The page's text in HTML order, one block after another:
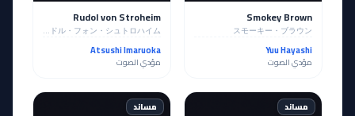
Smokey Brown
スモーキー・ブラウン
Yuu Hayashi
مؤدي الصوت
Rudol von Stroheim
ルドル・フォン・シュトロハイム
Atsushi Imaruoka
مؤدي الصوت
مساند مساند